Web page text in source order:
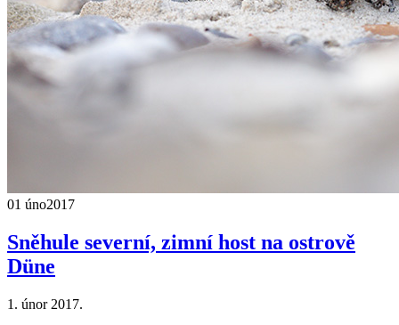
01 úno2017
Sněhule severní, zimní host na ostrově
Düne
1. únor 2017.